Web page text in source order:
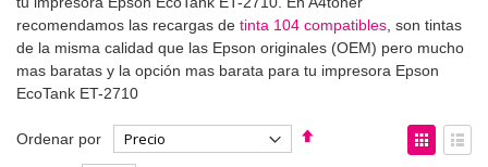
recomendamos las recargas de tinta 104 compatibles , son tintas
de la misma calidad que las Epson originales (OEM) pero mucho
mas baratas y la opción mas barata para tu impresora Epson
EcoTank ET-2710
Ordenar por
Fijar
Ver
como